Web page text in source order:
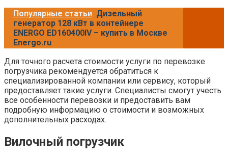
Популярные статьи Дизельный
генератор 128 кВт в контейнере
ENERGO ED160400IV – купить в Москве
Energo.ru
Для точного расчета стоимости услуги по перевозке
погрузчика рекомендуется обратиться к
специализированной компании или сервису, который
предоставляет такие услуги. Специалисты смогут учесть
все особенности перевозки и предоставить вам
подробную информацию о стоимости и возможных
дополнительных расходах.
Вилочный погрузчик